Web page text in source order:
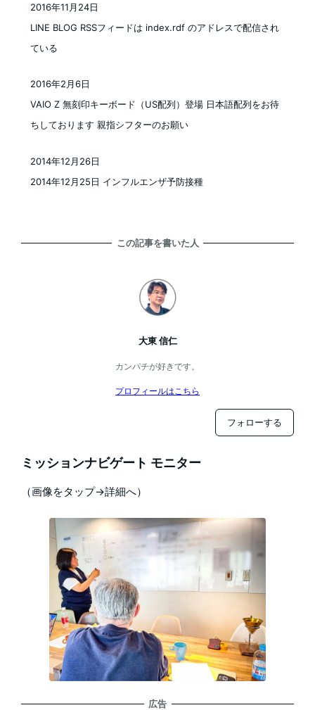
LINE BLOG RSSフィードは index.rdf のアドレスで配信され
ている
投稿日
2016年11月24日
VAIO Z 無刻印キーボード（US配列）登場 日本語配列をお待
ちしております 親指シフターのお願い
2016年2月6日
2014年12月25日 インフルエンザ予防接種
2014年12月26日
この記事を書いた人
大東 信仁
カンパチが好きです。
プロフィールはこちら
フォローする
ミッションナビゲート モニター
（画像をタップ→詳細へ）
広告